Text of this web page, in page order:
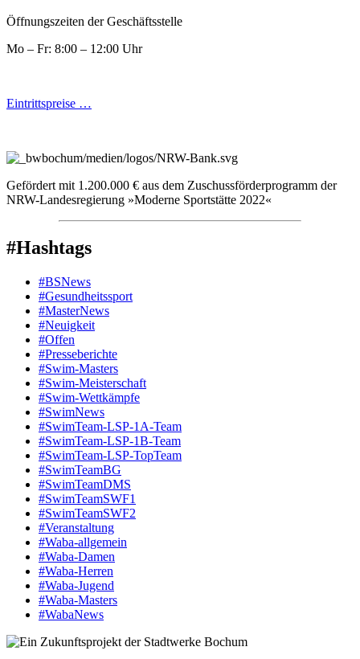
Öffnungszeiten der Geschäftsstelle
Mo – Fr: 8:00 – 12:00 Uhr
Eintrittspreise …
Gefördert mit 1.200.000 € aus dem Zuschussförderprogramm der
NRW-Landesregierung »Moderne Sportstätte 2022«
#Hashtags
#BSNews
#Gesundheitssport
#MasterNews
#Neuigkeit
#Offen
#Presse­berichte
#Swim-Masters
#Swim-Meister­schaft
#Swim-Wett­kämpfe
#SwimNews
#SwimTeam-LSP-1A-Team
#SwimTeam-LSP-1B-Team
#SwimTeam-LSP-TopTeam
#SwimTeamBG
#SwimTeamDMS
#SwimTeamSWF1
#SwimTeamSWF2
#Veranstaltung
#Waba-allgemein
#Waba-Damen
#Waba-Herren
#Waba-Jugend
#Waba-Masters
#WabaNews